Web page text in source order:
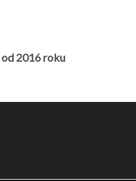
2016 roku